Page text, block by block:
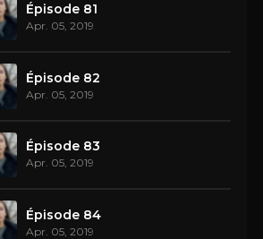
Épisode 81
Apr. 05, 2019
Épisode 82
Apr. 05, 2019
Épisode 83
Apr. 05, 2019
Épisode 84
Apr. 05, 2019